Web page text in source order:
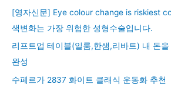
[영자신문] Eye colour change is riskiest
색변화는 가장 위험한 성형수술입니다.
리프트업 테이블(일룸,한샘,리바트) 내 돈
완성
수페르가 2837 화이트 클래식 운동화 추천